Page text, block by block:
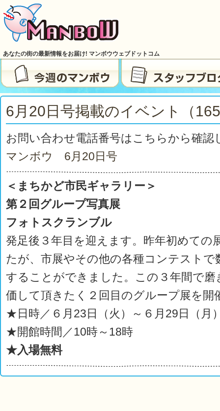
あなたの街の最新情報をお届け! マンボウウェブドットコム
6月20日号掲載のイベント（
お問い合わせ電話番号はこちらから確
マンボウ 6月20日号
＜まちかど市民ギャラリー＞
第２回グループ写真展
フォトスクランブル
発足後３年目を迎えます。昨年初めての
たが、市展やその他の各種コンテストで
することができました。この３年間で磨
価して頂きたく２回目のグループ展を開
★日時／６月23日（火）～６月29日（月
★開館時間／10時～18時
★入場無料